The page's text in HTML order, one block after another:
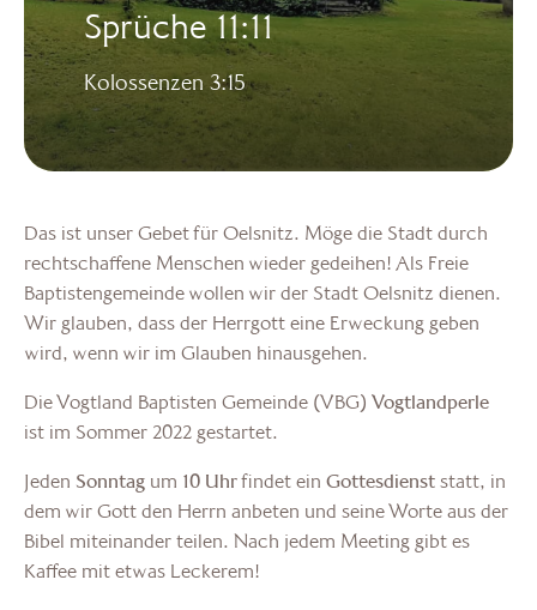
Sprüche 11:11
Kolossenzen 3:15
Das ist unser Gebet für Oelsnitz. Möge die Stadt durch
rechtschaffene Menschen wieder gedeihen! Als Freie
Baptistengemeinde wollen wir der Stadt Oelsnitz dienen.
Wir glauben, dass der Herrgott eine Erweckung geben
wird, wenn wir im Glauben hinausgehen.
Die Vogtland Baptisten Gemeinde (VBG) Vogtlandperle
ist im Sommer 2022 gestartet.
Jeden Sonntag um 10 Uhrfindet ein Gottesdienst statt, in
dem wir Gott den Herrn anbeten und seine Worte aus der
Bibel miteinander teilen. Nach jedem Meeting gibt es
Kaffee mit etwas Leckerem!